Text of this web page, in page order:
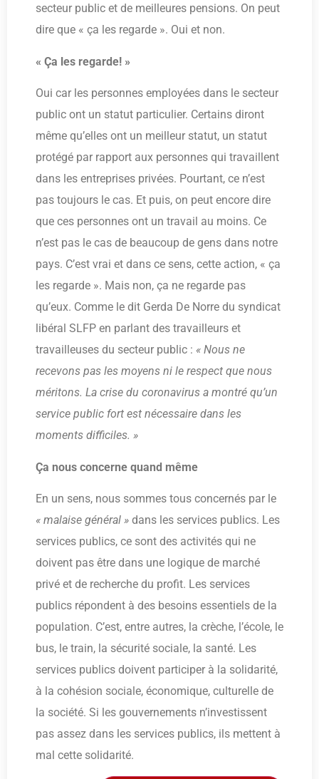
secteur public et de meilleures pensions. On peut
dire que « ça les regarde ». Oui et non.
« Ça les regarde! »
Oui car les personnes employées dans le secteur
public ont un statut particulier. Certains diront
même qu’elles ont un meilleur statut, un statut
protégé par rapport aux personnes qui travaillent
dans les entreprises privées. Pourtant, ce n’est
pas toujours le cas. Et puis, on peut encore dire
que ces personnes ont un travail au moins. Ce
n’est pas le cas de beaucoup de gens dans notre
pays. C’est vrai et dans ce sens, cette action, « ça
les regarde ». Mais non, ça ne regarde pas
qu’eux. Comme le dit Gerda De Norre du syndicat
libéral SLFP en parlant des travailleurs et
travailleuses du secteur public : « Nous ne
recevons pas les moyens ni le respect que nous
méritons. La crise du coronavirus a montré qu’un
service public fort est nécessaire dans les
moments difficiles. »
Ça nous concerne quand même
En un sens, nous sommes tous concernés par le
« malaise général » dans les services publics. Les
services publics, ce sont des activités qui ne
doivent pas être dans une logique de marché
privé et de recherche du profit. Les services
publics répondent à des besoins essentiels de la
population. C’est, entre autres, la crèche, l’école, le
bus, le train, la sécurité sociale, la santé. Les
services publics doivent participer à la solidarité,
à la cohésion sociale, économique, culturelle de
la société. Si les gouvernements n’investissent
pas assez dans les services publics, ils mettent à
mal cette solidarité.